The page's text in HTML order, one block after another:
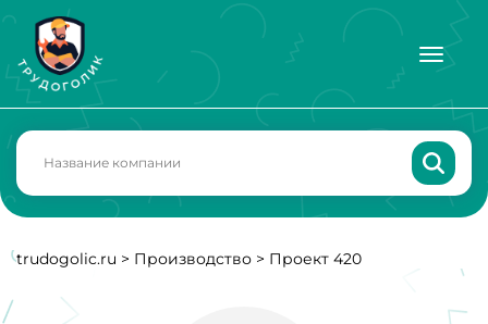
trudogolic.ru > Производство > Проект 420